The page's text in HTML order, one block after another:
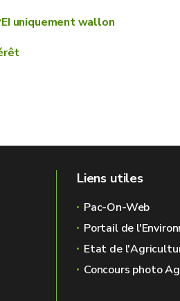
uniquement wallon
Liens utiles
Pac-On-Web
Portail de
Etat de
Concours photo